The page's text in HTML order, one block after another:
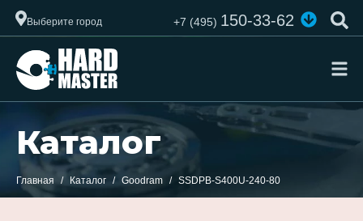
Выберите город +7 (495)150-33-62
Каталог
Главная Каталог Goodram SSDPB-S400U-240-80